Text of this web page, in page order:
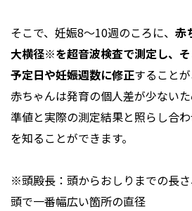
そこで、妊娠8～10週のころに、 赤
大横径※を超音波検査で測定し、
予定日や妊娠週数に修正すること
赤ちゃんは発育の個人差が少ない
準値と実際の測定結果と照らし合
を知ることができます。
※頭殿長：頭からおしりまでの長
頭で一番幅広い箇所の直径